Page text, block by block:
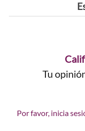
Tu
Por favor, inicia